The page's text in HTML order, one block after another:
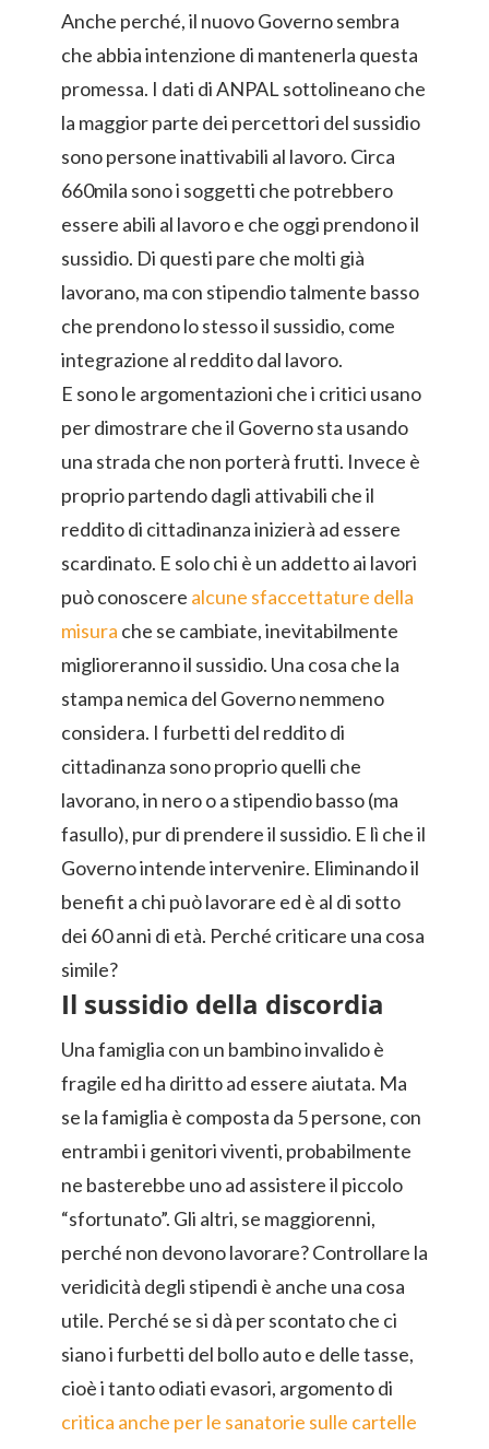
Anche perché, il nuovo Governo sembra
che abbia intenzione di mantenerla questa
promessa. I dati di ANPAL sottolineano che
la maggior parte dei percettori del sussidio
sono persone inattivabili al lavoro. Circa
660mila sono i soggetti che potrebbero
essere abili al lavoro e che oggi prendono il
sussidio. Di questi pare che molti già
lavorano, ma con stipendio talmente basso
che prendono lo stesso il sussidio, come
integrazione al reddito dal lavoro.
E sono le argomentazioni che i critici usano
per dimostrare che il Governo sta usando
una strada che non porterà frutti. Invece è
proprio partendo dagli attivabili che il
reddito di cittadinanza inizierà ad essere
scardinato. E solo chi è un addetto ai lavori
può conoscere alcune sfaccettature della
misura che se cambiate, inevitabilmente
miglioreranno il sussidio. Una cosa che la
stampa nemica del Governo nemmeno
considera. I furbetti del reddito di
cittadinanza sono proprio quelli che
lavorano, in nero o a stipendio basso (ma
fasullo), pur di prendere il sussidio. E lì che il
Governo intende intervenire. Eliminando il
benefit a chi può lavorare ed è al di sotto
dei 60 anni di età. Perché criticare una cosa
simile?
Il sussidio della discordia
Una famiglia con un bambino invalido è
fragile ed ha diritto ad essere aiutata. Ma
se la famiglia è composta da 5 persone, con
entrambi i genitori viventi, probabilmente
ne basterebbe uno ad assistere il piccolo
“sfortunato”. Gli altri, se maggiorenni,
perché non devono lavorare? Controllare la
veridicità degli stipendi è anche una cosa
utile. Perché se si dà per scontato che ci
siano i furbetti del bollo auto e delle tasse,
cioè i tanto odiati evasori, argomento di
critica anche per le sanatorie sulle cartelle